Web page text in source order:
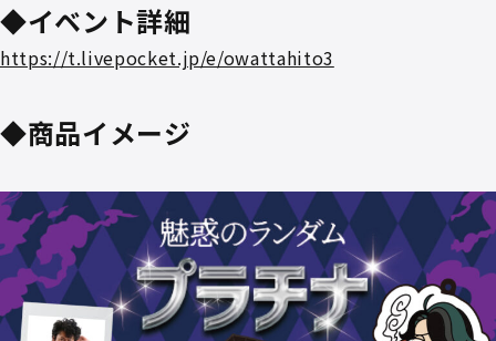
◆イベント詳細
https://t.livepocket.jp/e/owattahito3
◆商品イメージ